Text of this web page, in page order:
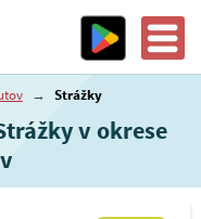
→ Strážky
v okrese